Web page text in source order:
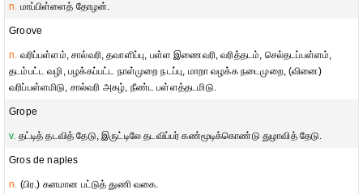
n. மாப்பிள்ளைத் தோழன்.
Groove
n. வரிப்பள்ளம், சால்வரி, தவாளிப்பு, பள்ள இணைவரி, வரித்தடம், செல்தடப்பள்ளம்,
தடம்பட்ட வழி, பழக்கப்பட்ட நாள்முறை நடப்பு, மாறா வழக்க நடைமுறை, (வினை)
வரிப்பள்ளமிடு, சால்வரி அகழ், நீண்ட பள்ளத்தடமிடு.
Grope
v. தட்டித் தடவித் தேடு, இருட்டிலே தடவிப்பர் கண்மூடிக்கொண்டு துழாவித் தேடு.
Gros de naples
n. (பிர.) கனமான பட்டுத் துணி வகை.